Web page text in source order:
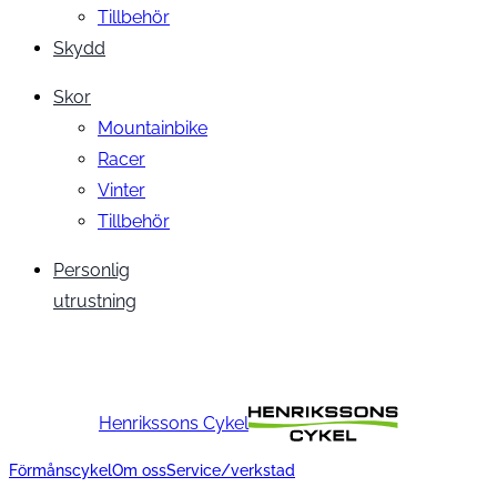
Tillbehör
Skydd
Skor
Mountainbike
Racer
Vinter
Tillbehör
Personlig
utrustning
Henrikssons Cykel
FörmånscykelOm ossService/verkstad